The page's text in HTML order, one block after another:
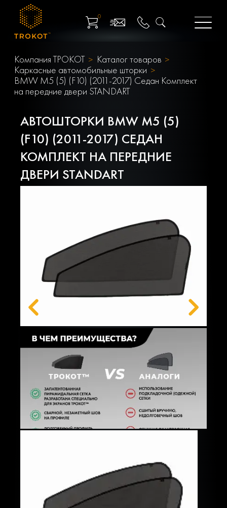
0
Компания ТРОКОТ
Каталог товаров
Каркасные автомобильные шторки
BMW M5 (5) (F10) (2011-2017) Седан Комплект
на передние двери STANDART
АВТОШТОРКИ BMW M5 (5)
(F10) (2011-2017) СЕДАН
КОМПЛЕКТ НА ПЕРЕДНИЕ
ДВЕРИ STANDART